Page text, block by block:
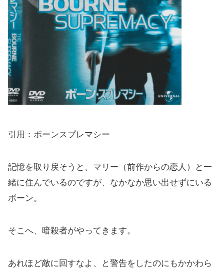
引用：ボーンスプレマシー
記憶を取り戻そうと、マリー（前作からの恋人）と一
緒に住んでいるのですが、なかなか思い出せずにいる
ボーン。
そこへ、暗殺者がやってきます。
あれほど敵に回すなよ、と警告をしたのにもかかわら